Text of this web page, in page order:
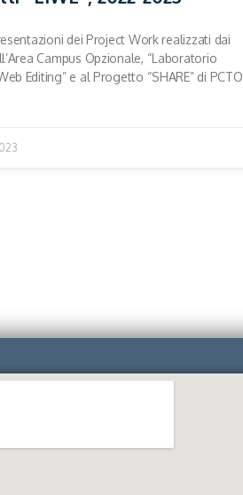
dei Project Work realizzati dai
Campus Opzionale, “Laboratorio
Editing” e al Progetto “SHARE” di PCTO